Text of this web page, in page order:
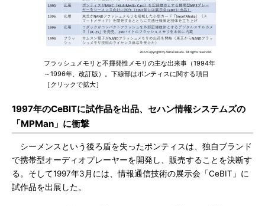
フラッシュメモリと不揮発性メモリの主な出来事（1994年
～1996年、改訂版）。下線部はポンティスに関する項目
［クリックで拡大］
1997年のCeBITに試作品を出品、セハン情報システムズの
「MPMan」に衝撃
シーメンスという後ろ盾を失ったポンティスは、独自ブランド
で携帯型オーディオプレーヤーを開発し、販売することを決断す
る。そして1997年3月には、情報通信技術の展示会「CeBIT」に
試作品を出展した。